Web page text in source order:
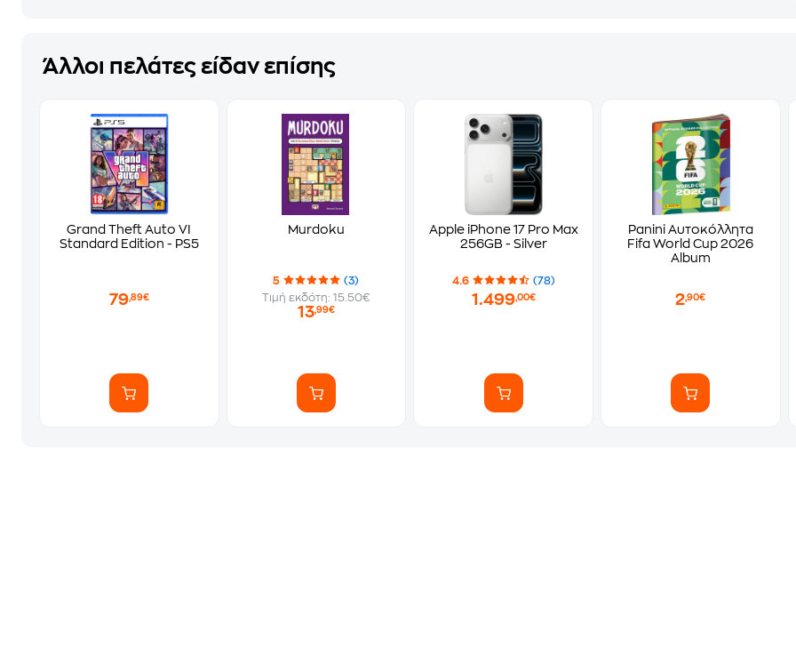
Άλλοι πελάτες είδαν επίσης
Grand Theft Auto VI
Standard Edition - PS5
79,89€
Murdoku
5
(3)
Τιμή εκδότη: 15.50€
13,99€
Apple iPhone 17 Pro Max
256GB - Silver
4.6 (78)
1.499,00€
Panini Αυτοκόλλητα
Fifa World Cup 2026
Album
2,90€